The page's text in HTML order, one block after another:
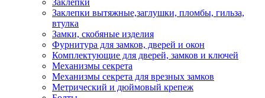
Заклепки
Заклепки вытяжные,заглушки, пломбы, гильза,
втулка
Замки, скобяные изделия
Фурнитура для замков, дверей и окон
Комплектующие для дверей, замков и ключей
Механизмы секрета
Механизмы секрета для врезных замков
Метрический и дюймовый крепеж